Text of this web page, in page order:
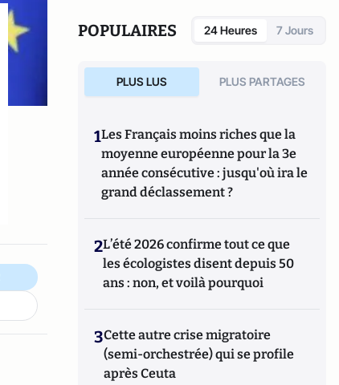
documents".
POPULAIRES 24 Heures 7 Jours
PLUS LUS PLUS PARTAGES
1Les Français moins riches que la
moyenne européenne pour la 3e
année consécutive : jusqu'où ira le
grand déclassement ?
2L’été 2026 confirme tout ce que
les écologistes disent depuis 50
ans : non, et voilà pourquoi
3Cette autre crise migratoire
(semi-orchestrée) qui se profile
après Ceuta